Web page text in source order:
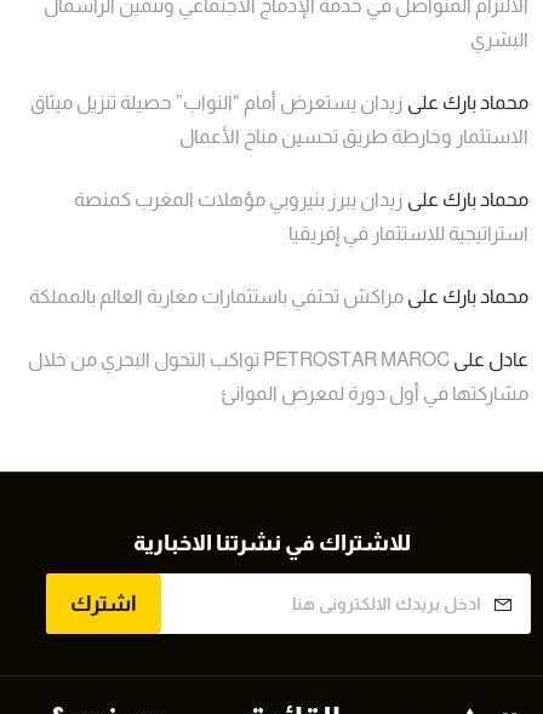
الالتزام المتواصل في خدمة الإدماج الاجتماعي وتثمين الرأسمال
البشري
محماد بارك على زيدان يستعرض أمام “النواب” حصيلة تنزيل ميثاق
الاستثمار وخارطة طريق تحسين مناخ الأعمال
محماد بارك على زيدان يبرز بنيروبي مؤهلات المغرب كمنصة
استراتيجية للاستثمار في إفريقيا
محماد بارك على مراكش تحتفي باستثمارات مغاربة العالم بالمملكة
عادل على
PETROSTAR MAROC تواكب التحول البحري من خلال
مشاركتها في أول دورة لمعرض الموانئ
للاشتراك في نشرتنا الاخبارية
اشترك